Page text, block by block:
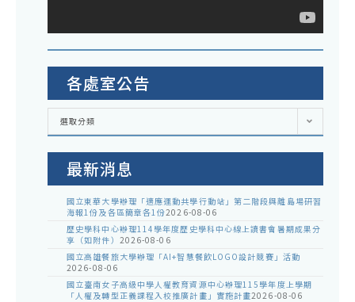
各處室公告
各
室
選取分類
最新消息
國立東華大學辦理「適應運動共學行動站」第二階段與離島場研習
海報1份及各區簡章各1份2026-08-06
歷史學科中心辦理114學年度歷史學科中心線上讀書會暑期成果分
享（如附件） 2026-08-06
國立高雄餐旅大學辦理「AI+智慧餐飲LOGO設計競賽」活動
2026-08-06
國立臺南女子高級中學人權教育資源中心辦理115學年度上學期
「人權及轉型正義課程入校推廣計畫」實施計畫2026-08-06